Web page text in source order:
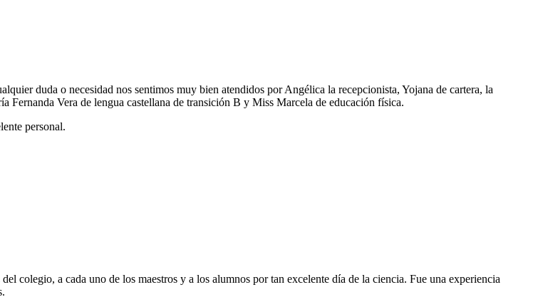
duda o necesidad nos sentimos muy bien atendidos por Angélica la recepcionista, Yojana de cartera, la
Vera de lengua castellana de transición B y Miss Marcela de educación física.
personal.
colegio, a cada uno de los maestros y a los alumnos por tan excelente día de la ciencia. Fue una experiencia